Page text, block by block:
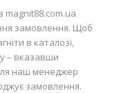
magnit88.com.ua
замовлення. Щоб
в каталозі,
– вказавши
наш менеджер
замовлення.